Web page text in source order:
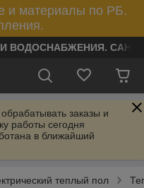
и материалы по РБ.
ВОДОСНАБЖЕНИЯ.
заказы и
работы сегодня
в ближайший
теплый пол